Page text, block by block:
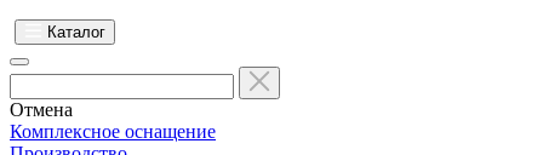
Каталог
Отмена
Комплексное оснащение